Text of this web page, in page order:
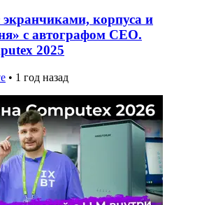
корпуса и
с автографом CEO.
2025
• 1 год назад